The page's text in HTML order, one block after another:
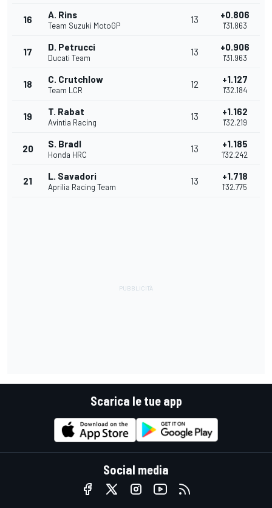
16 A. Rins
Team Suzuki MotoGP
13 +0.806
1'31.863
17 D. Petrucci
Ducati Team
13 +0.906
1'31.963
18 C. Crutchlow
Team LCR
12 +1.127
1'32.184
19 T. Rabat
Avintia Racing
13 +1.162
1'32.219
20 S. Bradl
Honda HRC
13 +1.185
1'32.242
21 L. Savadori
Aprilia Racing Team
13 +1.718
1'32.775
Scarica le tue app
Social media